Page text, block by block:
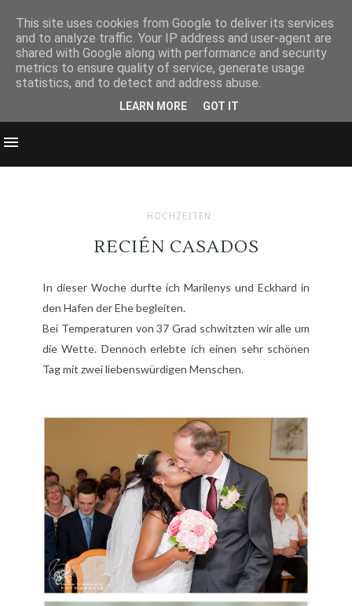
HOCHZEITEN
RECIÉN CASADOS
In dieser Woche durfte ich Marilenys und Eckhard in
den Hafen der Ehe begleiten.
Bei Temperaturen von 37 Grad schwitzten wir alle um
die Wette. Dennoch erlebte ich einen sehr schönen
Tag mit zwei liebenswürdigen Menschen.
This site uses cookies from Google to deliver its services
and to analyze traffic. Your IP address and user-agent are
shared with Google along with performance and security
metrics to ensure quality of service, generate usage
statistics, and to detect and address abuse.
LEARN MORE GOT IT